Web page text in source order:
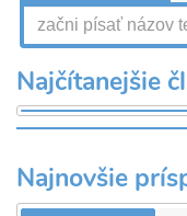
Najčítanejšie
Najnovšie